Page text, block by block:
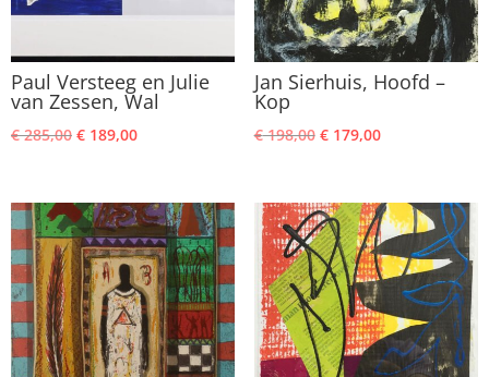
Paul Versteeg en Julie
van Zessen, Wal
€285,00 Oorspronkelijke
€ 285,00.
€ 189,00Huidige
€ 189,00.
Jan Sierhuis, Hoofd –
Kop
€198,00 Oorspronkelijke
€ 198,00.
€179,00Huidige
€ 179,00.